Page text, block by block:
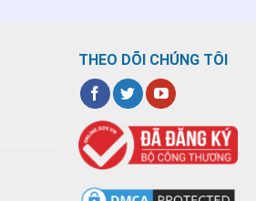
THEO DÕI CHÚNG TÔI